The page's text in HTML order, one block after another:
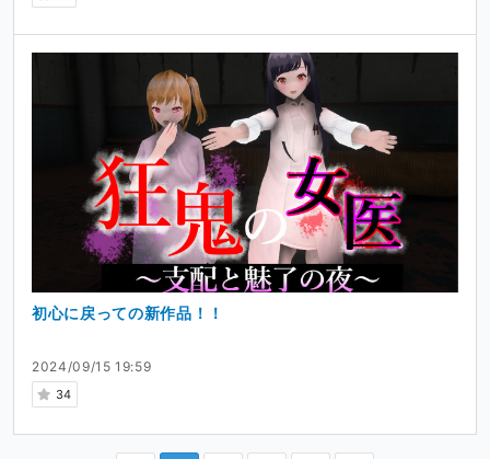
2024/09/15 19:59
34
初心に戻っての新作品！！